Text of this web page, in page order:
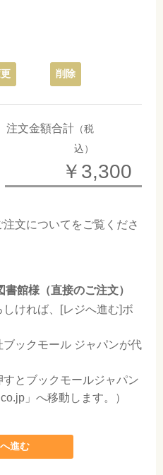
削除
注文金額合計 （税
込）
￥3,300
注文について をご覧くださ
館様（直接のご注文）
ければ、[レジへ進む]ボ
ブックモール ジャパンが代
すとブックモールジャパン
」へ移動します。）
進む